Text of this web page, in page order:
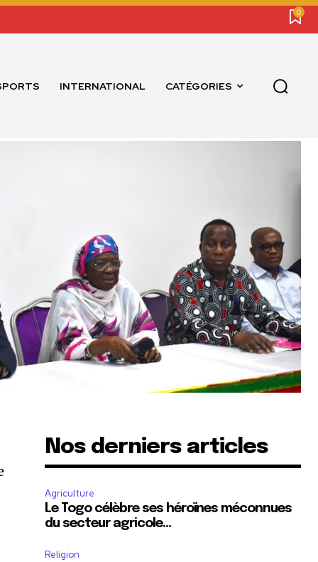
0
INTERNATIONAL CATÉGORIES
Nos derniers articles
Agriculture
Le Togo célèbre ses héroïnes méconnues
du secteur agricole…
Religion